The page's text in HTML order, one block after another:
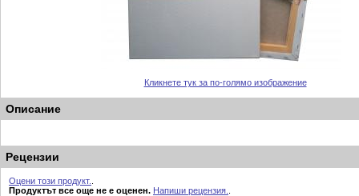
Кликнете тук за по-голямо изображение
Описание
Рецензии
Оцени този продукт.
Продуктът все още не е оценен. Напиши рецензия.